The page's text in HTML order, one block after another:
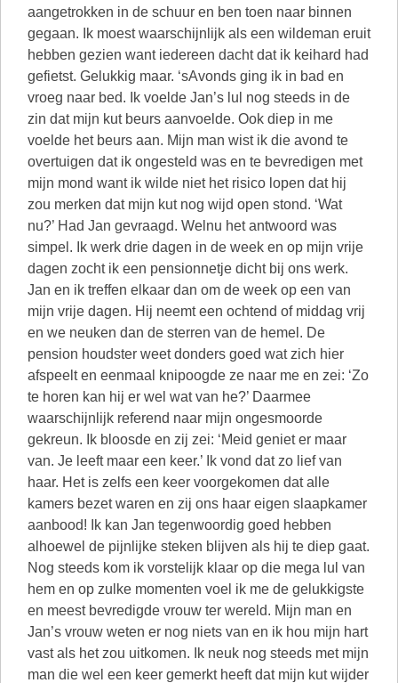
aangetrokken in de schuur en ben toen naar binnen
gegaan. Ik moest waarschijnlijk als een wildeman eruit
hebben gezien want iedereen dacht dat ik keihard had
gefietst. Gelukkig maar. ‘sAvonds ging ik in bad en
vroeg naar bed. Ik voelde Jan’s lul nog steeds in de
zin dat mijn kut beurs aanvoelde. Ook diep in me
voelde het beurs aan. Mijn man wist ik die avond te
overtuigen dat ik ongesteld was en te bevredigen met
mijn mond want ik wilde niet het risico lopen dat hij
zou merken dat mijn kut nog wijd open stond. ‘Wat
nu?’ Had Jan gevraagd. Welnu het antwoord was
simpel. Ik werk drie dagen in de week en op mijn vrije
dagen zocht ik een pensionnetje dicht bij ons werk.
Jan en ik treffen elkaar dan om de week op een van
mijn vrije dagen. Hij neemt een ochtend of middag vrij
en we neuken dan de sterren van de hemel. De
pension houdster weet donders goed wat zich hier
afspeelt en eenmaal knipoogde ze naar me en zei: ‘Zo
te horen kan hij er wel wat van he?’ Daarmee
waarschijnlijk referend naar mijn ongesmoorde
gekreun. Ik bloosde en zij zei: ‘Meid geniet er maar
van. Je leeft maar een keer.’ Ik vond dat zo lief van
haar. Het is zelfs een keer voorgekomen dat alle
kamers bezet waren en zij ons haar eigen slaapkamer
aanbood! Ik kan Jan tegenwoordig goed hebben
alhoewel de pijnlijke steken blijven als hij te diep gaat.
Nog steeds kom ik vorstelijk klaar op die mega lul van
hem en op zulke momenten voel ik me de gelukkigste
en meest bevredigde vrouw ter wereld. Mijn man en
Jan’s vrouw weten er nog niets van en ik hou mijn hart
vast als het zou uitkomen. Ik neuk nog steeds met mijn
man die wel een keer gemerkt heeft dat mijn kut wijder